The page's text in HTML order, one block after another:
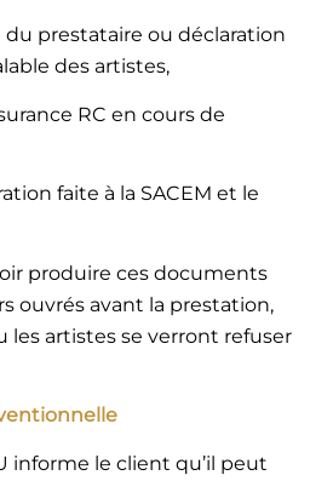
du prestataire ou déclaration
des artistes,
RC en cours de
faite à la SACEM et le
produire ces documents
ouvrés avant la prestation,
les artistes se verront refuser
informe le client qu’il peut